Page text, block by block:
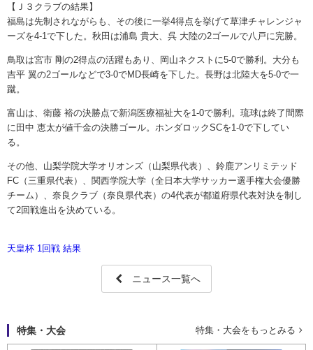
【Ｊ３クラブの結果】
福島は先制されながらも、その後に一挙4得点を挙げて草津チャレンジャ
ーズを4-1で下した。秋田は浦島 貴大、呉 大陸の2ゴールで八戸に完勝。
鳥取は宮市 剛の2得点の活躍もあり、岡山ネクストに5-0で勝利。大分も
吉平 翼の2ゴールなどで3-0でMD長崎を下した。長野は北陸大を5-0で一
蹴。
富山は、衛藤 裕の決勝点で新潟医療福祉大を1-0で勝利。琉球は終了間際
に田中 恵太が値千金の決勝ゴール。ホンダロックSCを1-0で下してい
る。
その他、山梨学院大学オリオンズ（山梨県代表）、鈴鹿アンリミテッド
FC（三重県代表）、関西学院大学（全日本大学サッカー選手権大会優勝
チーム）、奈良クラブ（奈良県代表）の4代表が都道府県代表対決を制し
て2回戦進出を決めている。
天皇杯 1回戦 結果
ニュース一覧へ
特集・大会 特集・大会をもっとみる